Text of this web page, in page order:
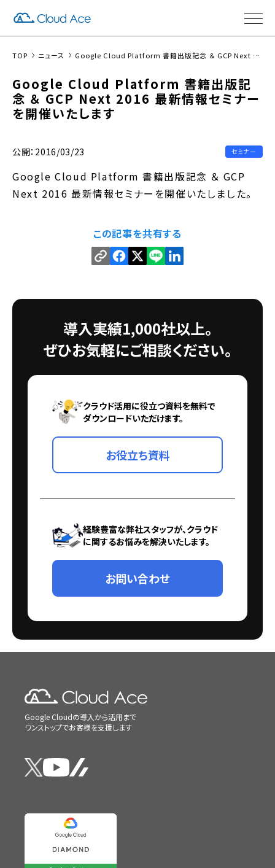
TOP ニュース Google Cloud Platform 書籍出版記念 ＆ GCP Next 2016 最新情報セミナーを開催いたします
Google Cloud Platform 書籍出版記
念 ＆ GCP Next 2016 最新情報セミナー
を開催いたします
公開：2016/03/23 セミナー
Google Cloud Platform 書籍出版記念 ＆ GCP
Next 2016 最新情報セミナーを開催いたしました。
この記事を共有する
導入実績1,000社以上。
ぜひお気軽にご相談ください。
クラウド活用に役立つ資料を無料で
ダウンロードいただけます。
お役立ち資料
経験豊富な弊社スタッフが、クラウド
に関するお悩みを解決いたします。
お問い合わせ
Google Cloudの導入から活用まで
ワンストップでお客様を支援します